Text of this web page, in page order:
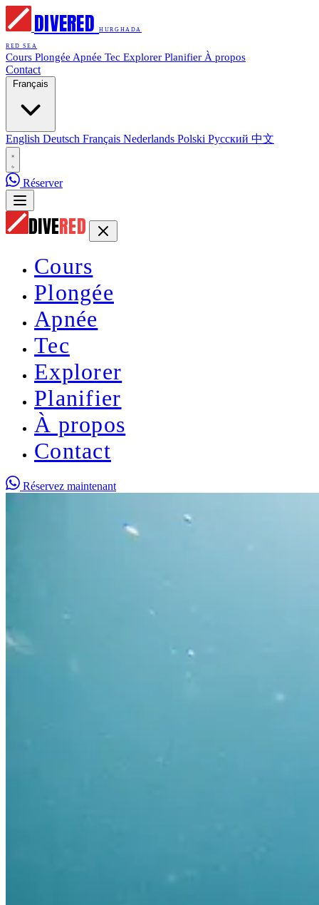
DIVERED HURGHADA
RED SEA
Cours Plongée Apnée Tec Explorer Planifier À propos
Contact
Français
English Deutsch Français Nederlands Polski Русский 中文
Réserver
DIVERED
Cours
Plongée
Apnée
Tec
Explorer
Planifier
À propos
Contact
Réservez maintenant